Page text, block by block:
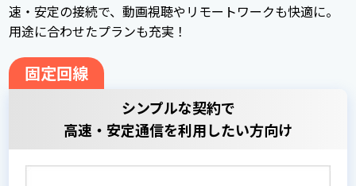
速・安定の接続で、動画視聴やリモートワークも快適に。
用途に合わせたプランも充実！
固定回線
シンプルな契約で
高速・安定通信を利用したい方向け